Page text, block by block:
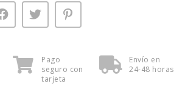
Pago
seguro con
tarjeta
Envío en
24-48 horas